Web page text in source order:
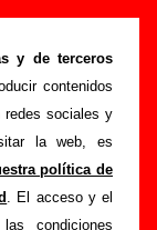
y de terceros
contenidos
redes sociales y
la web, es
política de
. El acceso y el
condiciones
pop (LP
de información
música pop”